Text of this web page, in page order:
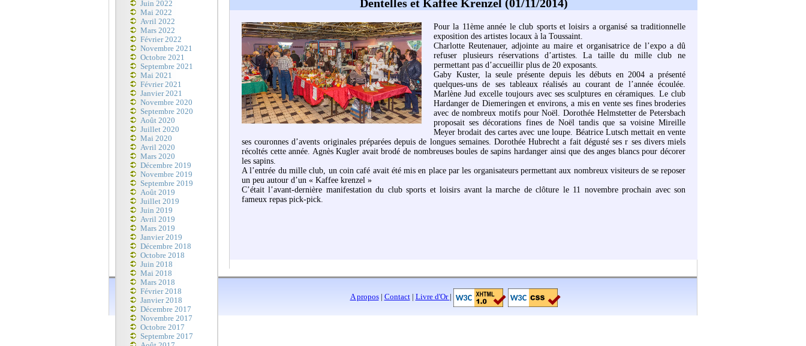
Juin 2022
Mai 2022
Avril 2022
Mars 2022
Février 2022
Novembre 2021
Octobre 2021
Septembre 2021
Mai 2021
Février 2021
Janvier 2021
Novembre 2020
Septembre 2020
Août 2020
Juillet 2020
Mai 2020
Avril 2020
Mars 2020
Décembre 2019
Novembre 2019
Septembre 2019
Août 2019
Juillet 2019
Juin 2019
Avril 2019
Mars 2019
Janvier 2019
Décembre 2018
Octobre 2018
Juin 2018
Mai 2018
Mars 2018
Février 2018
Janvier 2018
Décembre 2017
Novembre 2017
Octobre 2017
Septembre 2017
Dentelles et Kaffee Krenzel (01/11/2014)
Pour la 11ème année le club sports et loisirs a organisé sa traditionnelle
exposition des artistes locaux à la Toussaint.
Charlotte Reutenauer, adjointe au maire et organisatrice de l’expo a dû
refuser plusieurs réservations d’artistes. La taille du mille club ne
permettant pas d’accueillir plus de 20 exposants.
Gaby Kuster, la seule présente depuis les débuts en 2004 a présenté
quelques-uns de ses tableaux réalisés au courant de l’année écoulée.
Marlène Jud excelle toujours avec ses sculptures en céramiques. Le club
Hardanger de Diemeringen et environs, a mis en vente ses fines broderies
avec de nombreux motifs pour Noël. Dorothée Helmstetter de Petersbach
proposait ses décorations fines de Noël tandis que sa voisine Mireille
Meyer brodait des cartes avec une loupe. Béatrice Lutsch mettait en vente
ses couronnes d’avents originales préparées depuis de longues semaines. Dorothée Hubrecht a fait dégusté ses r ses divers miels
récoltés cette année. Agnès Kugler avait brodé de nombreuses boules de sapins hardanger ainsi que des anges blancs pour décorer
les sapins.
A l’entrée du mille club, un coin café avait été mis en place par les organisateurs permettant aux nombreux visiteurs de se reposer
un peu autour d’un « Kaffee krenzel »
C’était l’avant-dernière manifestation du club sports et loisirs avant la marche de clôture le 11 novembre prochain avec son
fameux repas pick-pick.
A propos| Contact| Livre d'Or